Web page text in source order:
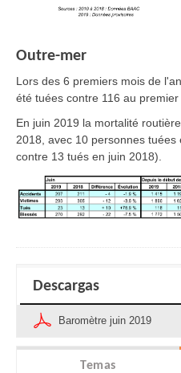
Outre-mer
Lors des 6 premiers mois de
été tuées contre 116 au
En juin 2019 la mortalité
2018, avec 10 personnes
contre 13 tués en juin 2018).
Descargas
Baromètre juin 2019
Temas